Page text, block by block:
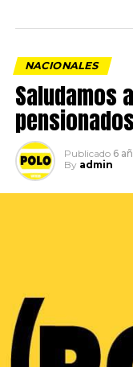
NACIONALES
Saludamos
Publicado 6
By admin